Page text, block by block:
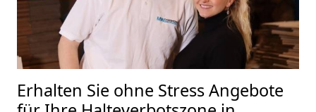
Erhalten Sie ohne Stress Angebote